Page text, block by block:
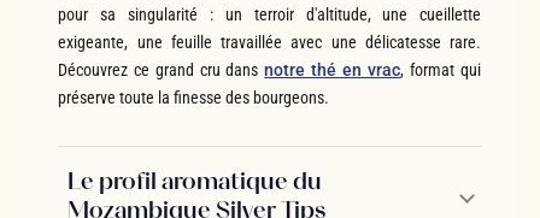
pour sa singularité : un terroir d'altitude, une cueillette
exigeante, une feuille travaillée avec une délicatesse rare.
Découvrez ce grand cru dansnotre thé en vrac, format qui
préserve toute la finesse des bourgeons.
Le profil aromatique du
Mozambique Silver Tips